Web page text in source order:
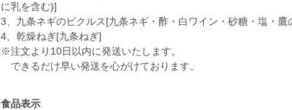
に乳を含む)]
3、九条ネギのピクルス[九条ネギ・酢・白ワイン・砂糖・塩・鷹
4、乾燥ねぎ[九条ねぎ]
※注文より10日以内に発送いたします。
できるだけ早い発送を心がけております。
食品表示